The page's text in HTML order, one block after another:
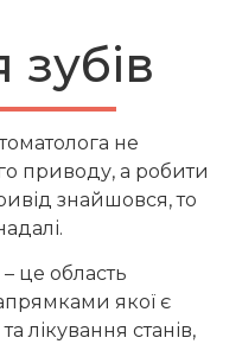
не
приводу, а робити
знайшовся, то
це область
якої є
лікування станів,